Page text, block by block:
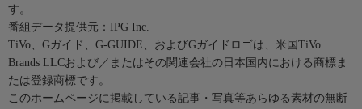
す。
番組データ提供元：IPG Inc.
TiVo、Gガイド、G-GUIDE、およびGガイドロゴは、米国TiVo
Brands LLCおよび／またはその関連会社の日本国内における商標ま
たは登録商標です。
このホームページに掲載している記事・写真等あらゆる素材の無断